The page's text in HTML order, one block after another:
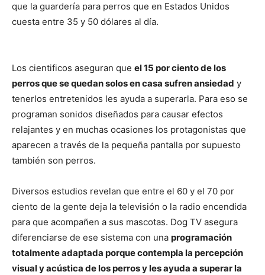
que la guardería para perros que en Estados Unidos
cuesta entre 35 y 50 dólares al día.
Los cientificos aseguran que el 15 por ciento de los
perros que se quedan solos en casa sufren ansiedad y
tenerlos entretenidos les ayuda a superarla. Para eso se
programan sonidos diseñados para causar efectos
relajantes y en muchas ocasiones los protagonistas que
aparecen a través de la pequeña pantalla por supuesto
también son perros.
Diversos estudios revelan que entre el 60 y el 70 por
ciento de la gente deja la televisión o la radio encendida
para que acompañen a sus mascotas. Dog TV asegura
diferenciarse de ese sistema con una programación
totalmente adaptada porque contempla la percepción
visual y acústica de los perros y les ayuda a superar la